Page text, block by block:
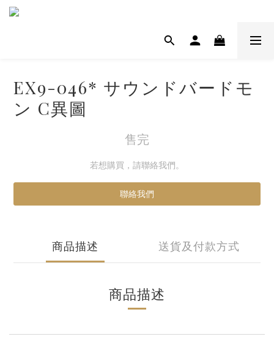
EX9-046* サウンドバードモ
ン C異圖
售完
若想購買，請聯絡我們。
聯絡我們
商品描述 送貨及付款方式
商品描述